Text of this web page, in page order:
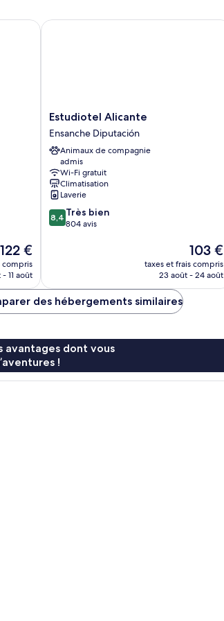
Le
nouveau
prix
de
122 €
122 €
compris
11 août
Estudiotel
Alicante
Ensanche
Diputación
Estudiotel Alicante
Ensanche Diputación
Animaux de compagnie
admis
Wi-Fi gratuit
Climatisation
Laverie
8.4
sur
8,4 Très bien
804 avis
Le
nouveau
prix
103 €
taxes et frais compris
23 août - 24 août
Estudiotel Alicante
des hébergements similaires
avantages dont vous
!